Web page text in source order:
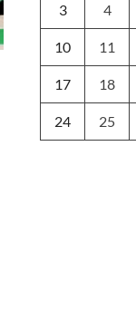
3 4
10 11
17 18
24 25